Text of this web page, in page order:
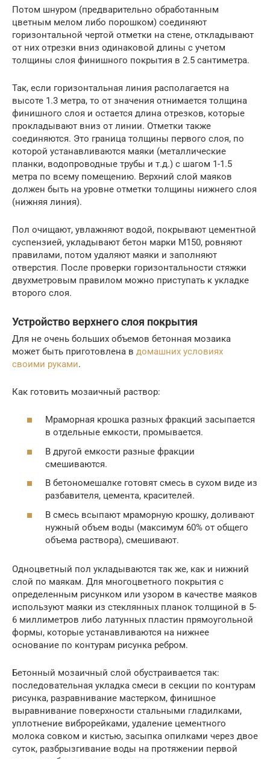
Потом шнуром (предварительно обработанным
цветным мелом либо порошком) соединяют
горизонтальной чертой отметки на стене, откладывают
от них отрезки вниз одинаковой длины с учетом
толщины слоя финишного покрытия в 2.5 сантиметра.
Так, если горизонтальная линия располагается на
высоте 1.3 метра, то от значения отнимается толщина
финишного слоя и остается длина отрезков, которые
прокладывают вниз от линии. Отметки также
соединяются. Это граница толщины первого слоя, по
которой устанавливаются маяки (металлические
планки, водопроводные трубы и т.д.) с шагом 1-1.5
метра по всему помещению. Верхний слой маяков
должен быть на уровне отметки толщины нижнего слоя
(нижняя линия).
Пол очищают, увлажняют водой, покрывают цементной
суспензией, укладывают бетон марки М150, ровняют
правилами, потом удаляют маяки и заполняют
отверстия. После проверки горизонтальности стяжки
двухметровым правилом можно приступать к укладке
второго слоя.
Устройство верхнего слоя покрытия
Для не очень больших объемов бетонная мозаика
может быть приготовлена в домашних условиях
своими руками.
Как готовить мозаичный раствор:
Мраморная крошка разных фракций засыпается
в отдельные емкости, промывается.
В другой емкости разные фракции
смешиваются.
В бетономешалке готовят смесь в сухом виде из
разбавителя, цемента, красителей.
В смесь всыпают мраморную крошку, доливают
нужный объем воды (максимум 60% от общего
объема раствора), смешивают.
Одноцветный пол укладываются так же, как и нижний
слой по маякам. Для многоцветного покрытия с
определенным рисунком или узором в качестве маяков
используют маяки из стеклянных планок толщиной в 5-
6 миллиметров либо латунных пластин прямоугольной
формы, которые устанавливаются на нижнее
основание по контурам рисунка ребром.
Бетонный мозаичный слой обустраивается так:
последовательная укладка смеси в секции по контурам
рисунка, разравнивание мастерком, финишное
выравнивание поверхности стальными гладилками,
уплотнение виброрейками, удаление цементного
молока совком и кистью, засыпка опилками через двое
суток, разбрызгивание воды на протяжении первой